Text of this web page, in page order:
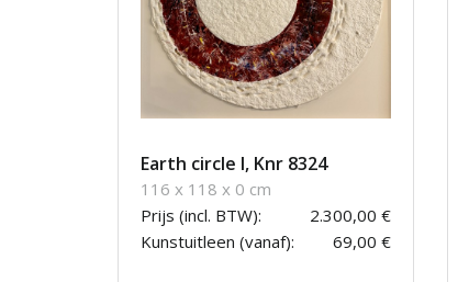
Earth circle I, Knr 8324
116 x 118 x 0 cm
Prijs (incl. BTW):
2.300,00 €
Kunstuitleen (vanaf):
69,00 €